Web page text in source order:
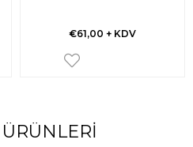
€61,00 + KDV
ÜRÜNLERI